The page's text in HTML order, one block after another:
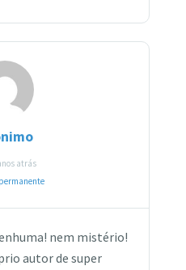
atrás
nem mistério!
autor de super